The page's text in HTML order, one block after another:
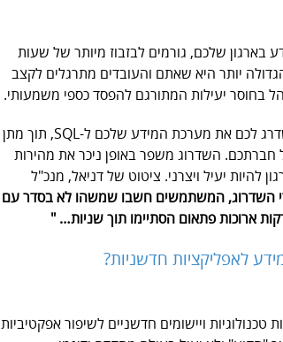
בארגון שלכם, גורמים לבזבוז מיותר של שעות
יותר היא שאתם והעובדים מתרגלים לקצב
בחוסר יעילות המתורגם להפסד כספי משמעותי.
צוות מומחי האקסס של A Point ישדרג לכם את מערכת המידע שלכם ל-SQL, תוך מתן
השדרוג משפר באופן ניכר את מהירות
להיות יעיל ויצרני. ציטוט של דניאל, מנכ"ל
השדרוג, המשתמשים חשבו שמשהו לא בסדר עם
ארוכות פתאום הסתיימו תוך שניות… "
לאפליקציות חדשניות?
ויישומים חדשניים לשיפור אפקטיביות